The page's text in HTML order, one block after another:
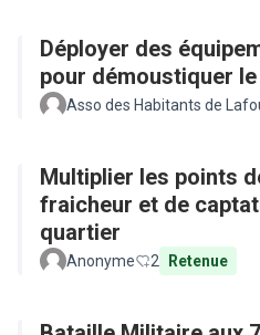
Déployer des
pour démoustiquer
Asso des Habitants de
Multiplier les points
fraicheur et de
quartier
Anonyme 2 Retenue